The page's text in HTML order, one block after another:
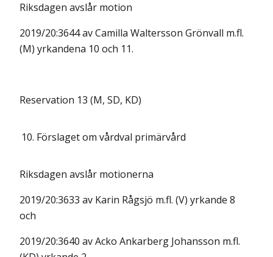
Riksdagen avslår motion
2019/20:3644 av Camilla Waltersson Grönvall m.fl.
(M) yrkandena 10 och 11.
Reservation 13 (M, SD, KD)
10. Förslaget om vårdval primärvård
Riksdagen avslår motionerna
2019/20:3633 av Karin Rågsjö m.fl. (V) yrkande 8
och
2019/20:3640 av Acko Ankarberg Johansson m.fl.